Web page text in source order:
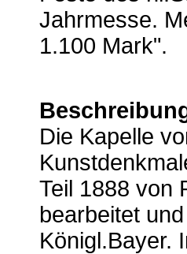
Jahrmesse.
1.100 Mark".
Die Kapelle
Teil 1888 von
bearbeitet
Königl.Bayer.